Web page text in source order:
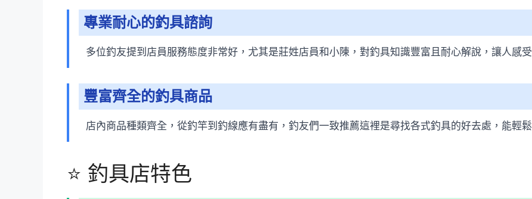
專業耐心的釣具諮詢
多位釣友提到店員服務態度非常好，尤其是莊姓店員和小陳，對釣具知識豐富且耐心解說，讓人感
豐富齊全的釣具商品
店內商品種類齊全，從釣竿到釣線應有盡有，釣友們一致推薦這裡是尋找各式釣具的好去處，能輕
⭐ 釣具店特色